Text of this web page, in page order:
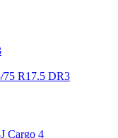
R17.5 DR3